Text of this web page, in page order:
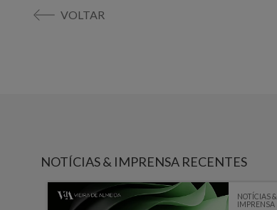
VOLTAR
NOTÍCIAS & IMPRENSA RECENTES
NOTÍCIAS &
IMPRENSA